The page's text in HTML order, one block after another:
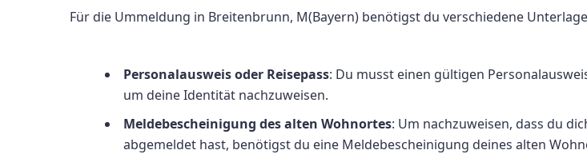
Für die Ummeldung in Breitenbrunn, M(Bayern) benötigst du verschiedene
Personalausweis oder Reisepass: Du musst einen gültigen
um deine Identität nachzuweisen.
Meldebescheinigung des alten Wohnortes: Um nachzuweisen, dass du
abgemeldet hast, benötigst du eine Meldebescheinigung deines alten